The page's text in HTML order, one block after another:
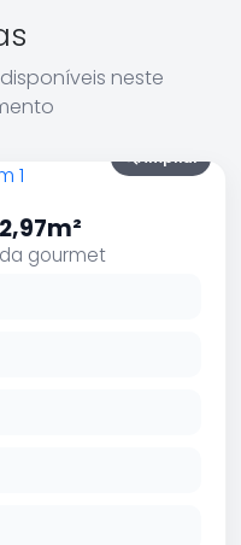
neste
Ampliar
gourmet